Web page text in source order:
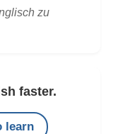
zu
faster.
learn